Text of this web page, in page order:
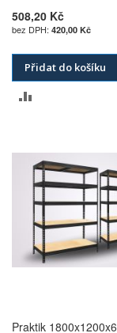
508,20 Kč
420,00 Kč
Přidat do košíku
POROVNÁNÍ
Praktik